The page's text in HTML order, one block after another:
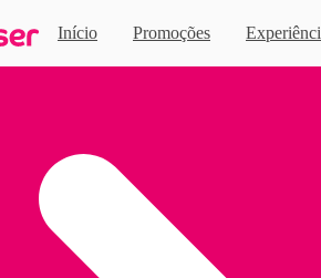
Início Promoções